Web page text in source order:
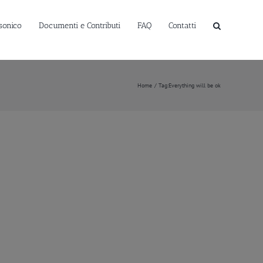
Documenti e Contributi FAQ Contatti
Home Tag:Everything will be ok